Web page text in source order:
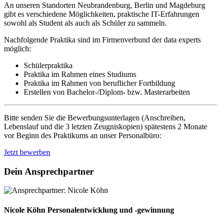
An unseren Standorten Neubrandenburg, Berlin und Magdeburg
gibt es verschiedene Möglichkeiten, praktische IT-Erfahrungen
sowohl als Student als auch als Schüler zu sammeln.
Nachfolgende Praktika sind im Firmenverbund der data experts
möglich:
Schülerpraktika
Praktika im Rahmen eines Studiums
Praktika im Rahmen von beruflicher Fortbildung
Erstellen von Bachelor-/Diplom- bzw. Masterarbeiten
Bitte senden Sie die Bewerbungsunterlagen (Anschreiben,
Lebenslauf und die 3 letzten Zeugniskopien) spätestens 2 Monate
vor Beginn des Praktikums an unser Personalbüro:
Jetzt bewerben
Dein Ansprechpartner
Nicole Köhn Personalentwicklung und -gewinnung